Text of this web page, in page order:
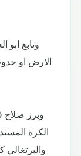
وتابع
الارض او
وبرز
الكرة
والبرتغالي